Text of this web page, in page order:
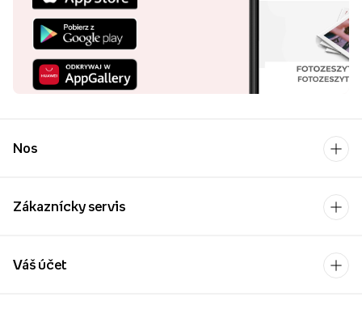
Nos
Zákaznícky servis
Váš účet